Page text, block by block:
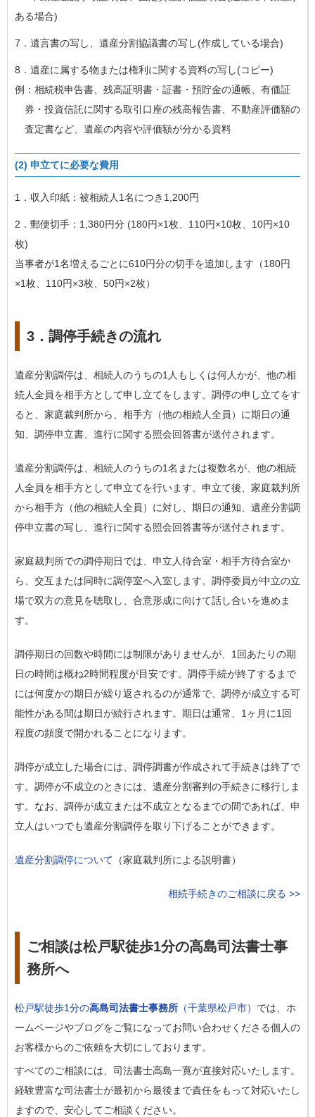
ある場合)
7．遺言書の写し、遺産分割協議書の写し(作成している場合)
8．遺産に属する物または権利に関する資料の写し(コピー)
例：相続税申告書、残高証明書・証書・預貯金の通帳、有価証
券・投資信託に関する取引口座の残高報告書、不動産評価額の
査定書など、遺産の内容や評価額が分かる資料
(2) 申立てに必要な費用
1．収入印紙：被相続人1名につき1,200円
2．郵便切手：1,380円分 (180円×1枚、110円×10枚、10円×10
枚)
当事者が1名増えるごとに610円分の切手を追加します（180円
×1枚、110円×3枚、50円×2枚）
3．調停手続きの流れ
遺産分割調停は、相続人のうちの1人もしくは何人かが、他の相
続人全員を相手方として申し立てをします。調停の申し立てをす
ると、家庭裁判所から、相手方（他の相続人全員）に期日の通
知、調停申立書、進行に関する照会回答書が送付されます。
遺産分割調停は、相続人のうちの1名または複数名が、他の相続
人全員を相手方として申立てを行います。申立て後、家庭裁判所
から相手方（他の相続人全員）に対し、期日の通知、遺産分割調
停申立書の写し、進行に関する照会回答書等が送付されます。
家庭裁判所での調停期日では、申立人待合室・相手方待合室か
ら、交互または同時に調停室へ入室します。調停委員が中立の立
場で双方の意見を聴取し、合意形成に向けて話し合いを進めま
す。
調停期日の回数や時間には制限がありませんが、1回あたりの期
日の時間は概ね2時間程度が目安です。調停手続が終了するまで
には何度かの期日が繰り返されるのが通常で、調停が成立する可
能性がある間は期日が続行されます。期日は通常、1ヶ月に1回
程度の頻度で開かれることになります。
調停が成立した場合には、調停調書が作成されて手続きは終了で
す。調停が不成立のときには、遺産分割審判の手続きに移行しま
す。なお、調停が成立または不成立となるまでの間であれば、申
立人はいつでも遺産分割調停を取り下げることができます。
遺産分割調停について （家庭裁判所による説明書）
相続手続きのご相談に戻る >>
ご相談は松戸駅徒歩1分の高島司法書士事
務所へ
松戸駅徒歩1分の高島司法書士事務所 （千葉県松戸市） では、ホ
ームページやブログをご覧になってお問い合わせくださる個人の
お客様からのご依頼を大切にしております。
すべてのご相談には、司法書士高島一寛が直接対応いたします。
経験豊富な司法書士が最初から最後まで責任をもって対応いたし
ますので、安心してご相談ください。